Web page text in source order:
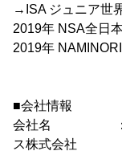
→ISA ジュニア世
2019年 NSA全日
2019年
■会社情報
会社名 ： ブッ
ス株式会社